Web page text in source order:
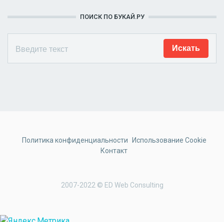
ПОИСК ПО БУКАЙ.РУ
2007-2022 © ED Web Consulting
Политика конфиденциальности
Использование Cookie
Контакт